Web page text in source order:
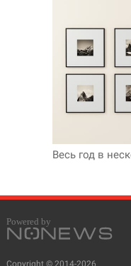
Весь год в